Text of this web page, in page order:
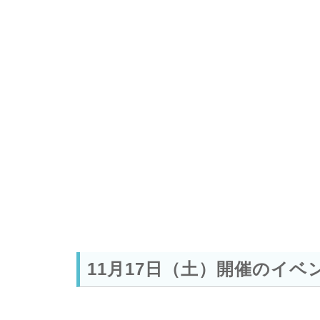
11月17日（土）開催のイベ